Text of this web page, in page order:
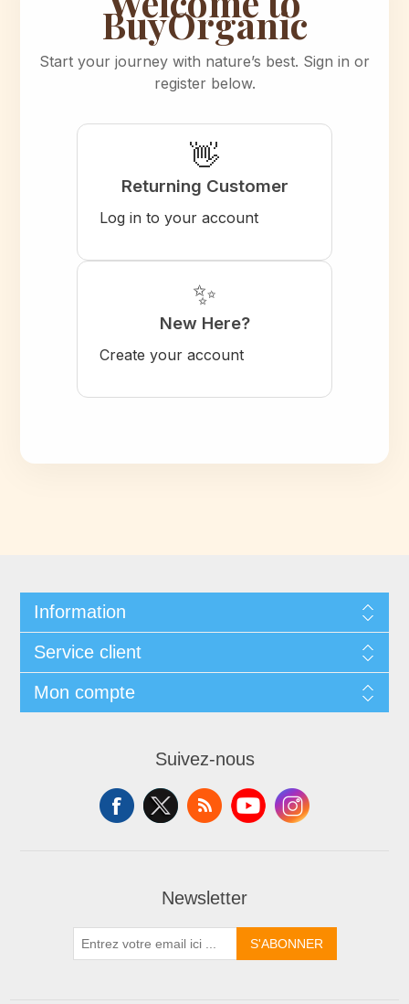
BuyOrganic
Start your journey with nature’s best. Sign in or
register below.
👋
Returning Customer
Log in to your account
✨
New Here?
Create your account
Information
Service client
Mon compte
Suivez-nous
Newsletter
S'ABONNER